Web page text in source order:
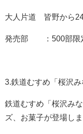
大人片道 皆野から
発売部 ：500部限
3.鉄道むすめ「桜沢
鉄道むすめ「桜沢み
ズ、お菓子が登場しま